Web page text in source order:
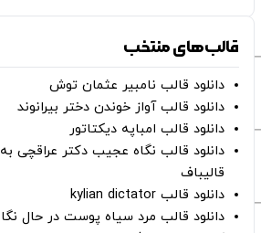
قالب‌های منتخب
دانلود قالب نامبیر عثمان ‌توش
دانلود قالب آواز خوندن دختر بیرانوند
دانلود قالب امباپه دیکتاتور
دانلود قالب نگاه عجیب دکتر عراقچی
قالیباف
دانلود قالب kylian dictator